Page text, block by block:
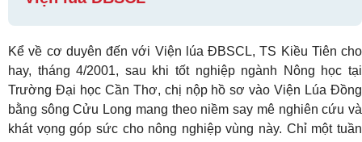
Kể về cơ duyên đến với Viện lúa ĐBSCL, TS Kiều Tiên cho
hay, tháng 4/2001, sau khi tốt nghiệp ngành Nông học tại
Trường Đại học Cần Thơ, chị nộp hồ sơ vào Viện Lúa Đồng
bằng sông Cửu Long mang theo niềm say mê nghiên cứu và
khát vọng góp sức cho nông nghiệp vùng này. Chỉ một tuần